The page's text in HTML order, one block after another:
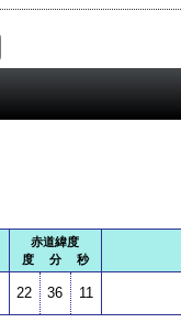
赤道緯度
度 分 秒
22 36 11